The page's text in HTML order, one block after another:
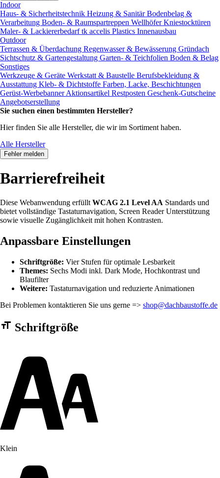
Indoor
Haus- & Sicherheitstechnik Heizung & SanitärBodenbelag &
Verarbeitung Boden- & Raumspartreppen Wellhöfer Kniestocktüren
Maler- & Lackiererbedarftk accelis Plastics Innenausbau
Outdoor
Terrassen & Überdachung Regenwasser & Bewässerung Gründach
Sichtschutz & Gartengestaltung Garten- & Teichfolien Boden & Belag
Sonstiges
Werkzeuge & Geräte Werkstatt & Baustelle Berufsbekleidung &
Ausstattung Kleb- & Dichtstoffe Farben, Lacke, Beschichtungen
Gerüst-WerbebannerAktionsartikel Restposten Geschenk-Gutscheine
Angebotserstellung
Sie suchen einen bestimmten Hersteller?
Hier finden Sie alle Hersteller, die wir im Sortiment haben.
Alle Hersteller
Fehler melden
Barrierefreiheit
Diese Webanwendung erfüllt WCAG 2.1 Level AA Standards und
bietet vollständige Tastaturnavigation, Screen Reader Unterstützung
sowie visuelle Zugänglichkeit mit hohen Kontrasten.
Anpassbare Einstellungen
Schriftgröße: Vier Stufen für optimale Lesbarkeit
Themes: Sechs Modi inkl. Dark Mode, Hochkontrast und
Blaufilter
Weitere: Tastaturnavigation und reduzierte Animationen
Bei Problemen kontaktieren Sie uns gerne => shop@dachbaustoffe.de
Barrierefreiheit Einstellungen Formular
Schriftgröße
Klein